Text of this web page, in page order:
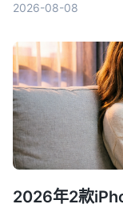
2026-08-08
2026年2款